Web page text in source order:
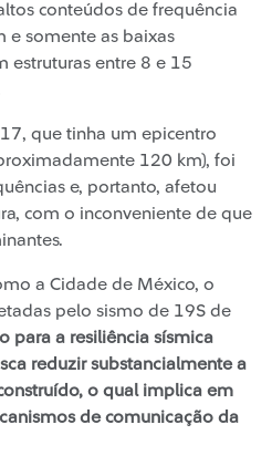
conteúdos de frequência
e somente as baixas
estruturas entre 8 e 15
que tinha um epicentro
120 km), foi
e, portanto, afetou
com o inconveniente de que
a Cidade de México, o
pelo sismo de 19S de
para a resiliência sísmica
reduzir substancialmente a
o qual implica em
de comunicação da